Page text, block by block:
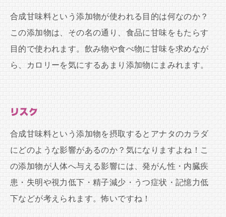
合成甘味料という添加物が使われる目的は何なのか？
この添加物は、その名の通り、食品に甘味をもたらす
目的で使われます。飲み物や食べ物に甘味を求めなが
ら、カロリーを気にするあまり添加物にまみれます。
リスク
合成甘味料という添加物を摂取するとアナタのカラダ
にどのような影響があるのか？気になりますよね！こ
の添加物が人体へ与える影響には、発がん性・内臓疾
患・失明や視力低下・精子減少・うつ症状・記憶力低
下などが考えられます。怖いですね！